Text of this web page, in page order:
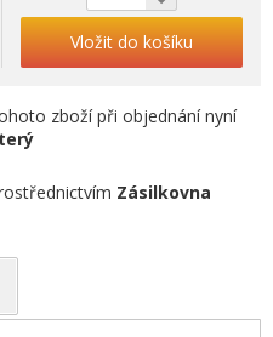
Vložit do košíku
zboží při objednání nyní
Zásilkovna